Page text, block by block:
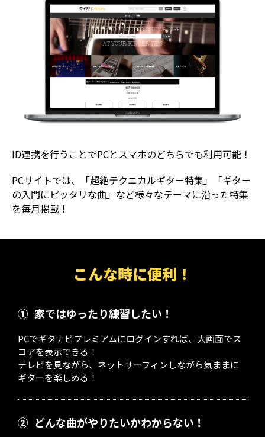
ID連携を行うことでPCとスマホのどちらでも利用可能！
PCサイトでは、「超絶テクニカルギター特集」「ギター
の入門にピッタリな曲」など様々なテーマに沿った特集
を毎月掲載！
こんな時に便利！
① 家ではゆったり練習したい！
PCでギタナビプレミアムにログインすれば、大画面でス
コアを表示できる！
テレビを見ながら、ネットサーフィンしながら気ままに
ギターを楽しめる！
② どんな曲がやりたいかわからない！